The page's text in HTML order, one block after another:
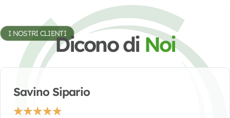
I NOSTRI CLIENTIDicono di Noi
Savino Sipario
★★★★★